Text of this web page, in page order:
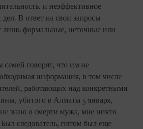
и неэффективное
дел. В ответ на свои запросы
лишь формальные, неточные или
говорят, что им не
информация, в том числе
работающих над конкретными
убитого в Алматы 5 января,
знаю о смерти мужа, мне никто
следователь, потом был еще